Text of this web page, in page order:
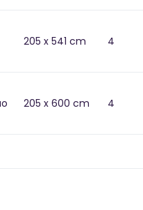
205 x 541 cm 4
205 x 600 cm 4